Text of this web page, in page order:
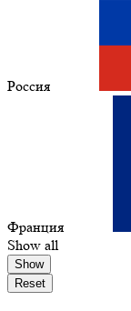
Россия
Франция
Show all
Show
Reset